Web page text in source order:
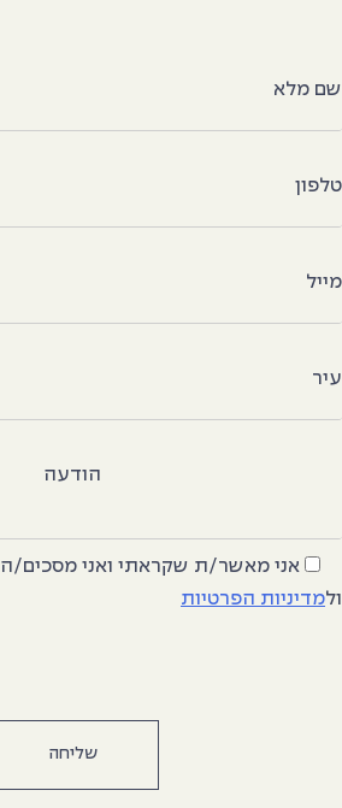
שם מלא
טלפון
מייל
עיר
הודעה
אני מאשר/ת שקראתי ואני מסכים/ה
ולמדיניות הפרטיות